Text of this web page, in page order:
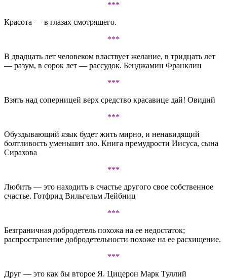
***
Красота — в глазах смотрящего.
***
В двадцать лет человеком властвует желание, в тридцать лет
— разум, в сорок лет — рассудок. Бенджамин Франклин
***
Взять над соперницей верх средство красавице дай! Овидий
***
Обуздывающий язык будет жить мирно, и ненавидящий
болтливость уменьшит зло. Книга премудрости Иисуса, сына
Сирахова
***
Любить — это находить в счастье другого свое собственное
счастье. Готфрид Вильгельм Лейбниц
***
Безграничная добродетель похожа на ее недостаток;
распространение добродетельности похоже на ее расхищение.
***
Друг — это как бы второе Я. Цицерон Марк Туллий